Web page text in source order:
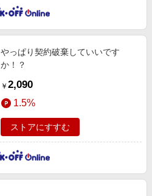
やっぱり契約破棄していいです
か！？
￥ 2,090
1.5%
ストアにすすむ